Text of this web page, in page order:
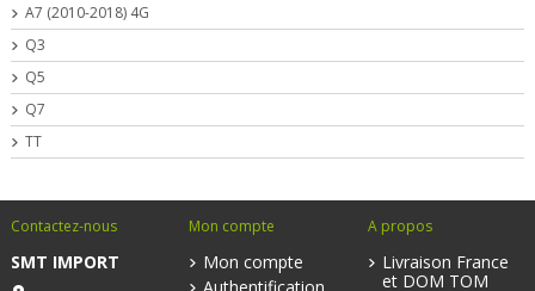
A7 (2010-2018) 4G
Q3
Q5
Q7
TT
Contactez-nous
SMT IMPORT
Mon compte
Mon compte
A propos
Livraison France
et DOM TOM